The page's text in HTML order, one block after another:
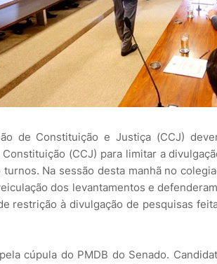
de Constituição e Justiça (CCJ)
(CCJ) para limitar a
Na sessão desta manhã no
dos levantamentos e
restrição à divulgação de pesquisas
cúpula do PMDB do Senado.